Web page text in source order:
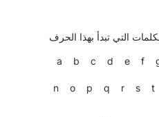
التي تبدأ بهذا الحرف
a b c d e f
n o p q r s t